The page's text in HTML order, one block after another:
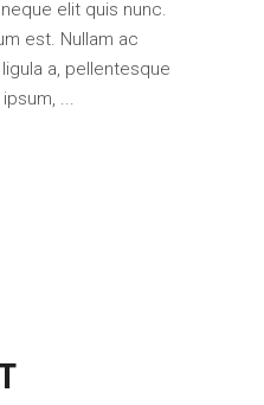
elit quis nunc.
est. Nullam ac
a, pellentesque